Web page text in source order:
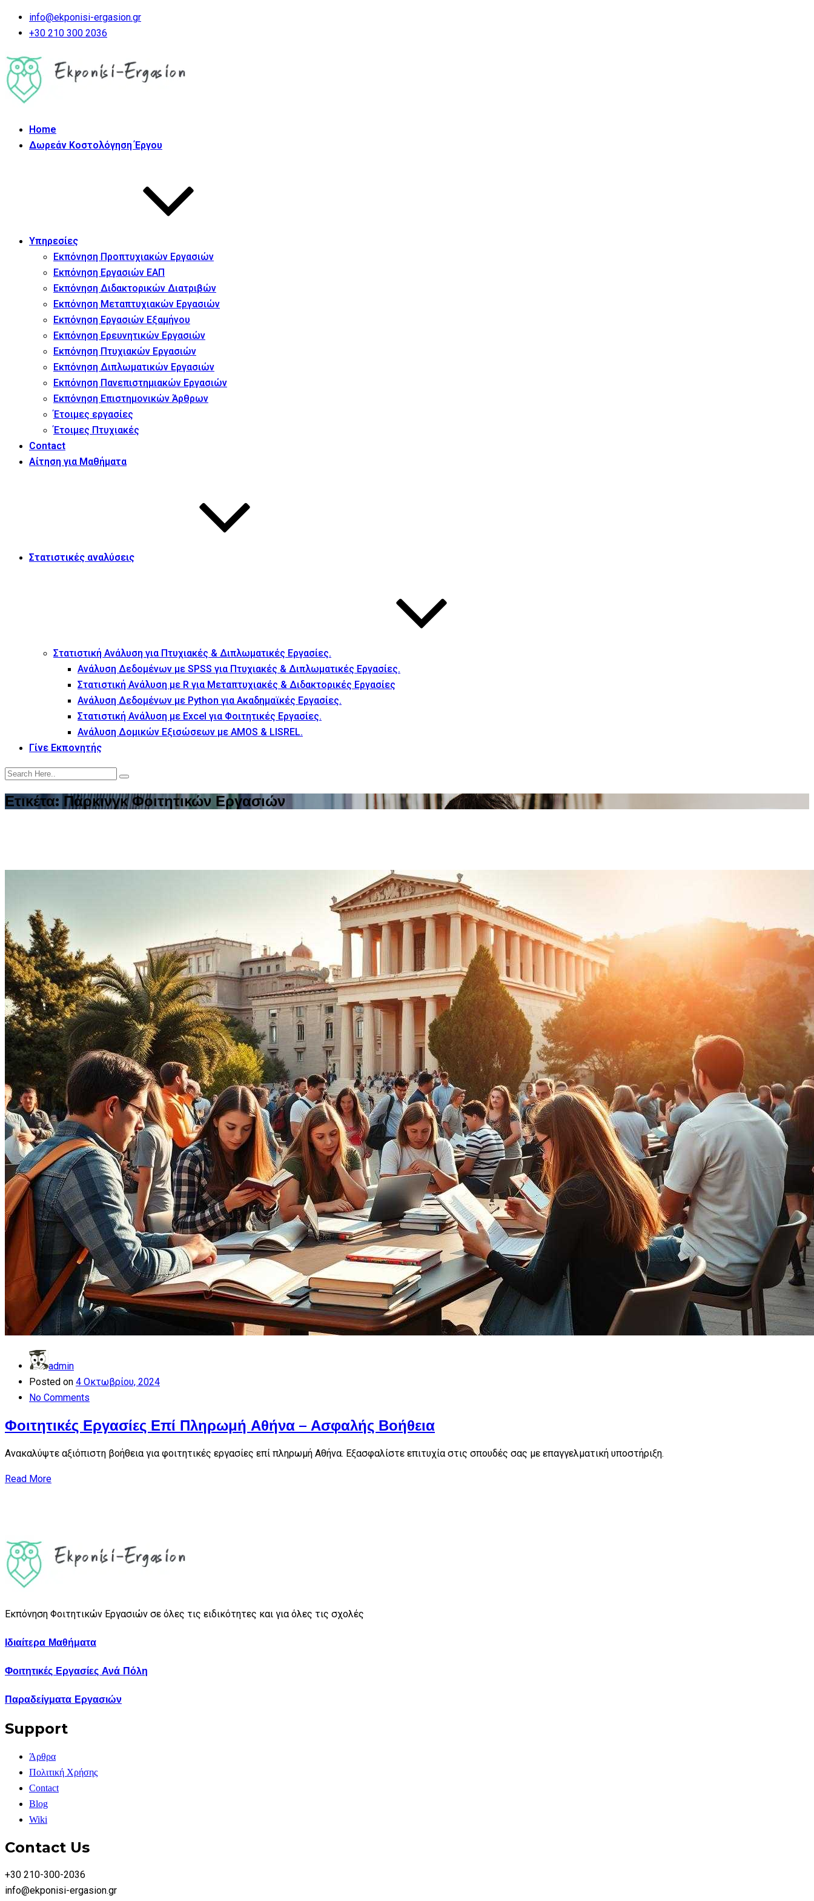
info@ekponisi-ergasion.gr
+30 210 300 2036
Home
Δωρεάν Κοστολόγηση Έργου
Υπηρεσίες
Εκπόνηση Προπτυχιακών Εργασιών
Εκπόνηση Εργασιών ΕΑΠ
Εκπόνηση Διδακτορικών Διατριβών
Εκπόνηση Μεταπτυχιακών Εργασιών
Εκπόνηση Εργασιών Εξαμήνου
Εκπόνηση Ερευνητικών Εργασιών
Εκπόνηση Πτυχιακών Εργασιών
Εκπόνηση Διπλωματικών Εργασιών
Εκπόνηση Πανεπιστημιακών Εργασιών
Εκπόνηση Επιστημονικών Άρθρων
Έτοιμες εργασίες
Έτοιμες Πτυχιακές
Contact
Αίτηση για Μαθήματα
Στατιστικές αναλύσεις
Στατιστική Ανάλυση για Πτυχιακές & Διπλωματικές Εργασίες.
Ανάλυση Δεδομένων με SPSS για Πτυχιακές & Διπλωματικές Εργασίες.
Στατιστική Ανάλυση με R για Μεταπτυχιακές & Διδακτορικές Εργασίες
Ανάλυση Δεδομένων με Python για Ακαδημαϊκές Εργασίες.
Στατιστική Ανάλυση με Excel για Φοιτητικές Εργασίες.
Ανάλυση Δομικών Εξισώσεων με AMOS & LISREL.
Γίνε Εκπονητής
Ετικέτα: Πάρκινγκ Φοιτητικών Εργασιών
admin
Posted on 4 Οκτωβρίου, 2024
No Comments
Φοιτητικές Εργασίες Επί Πληρωμή Αθήνα – Ασφαλής Βοήθεια
Ανακαλύψτε αξιόπιστη βοήθεια για φοιτητικές εργασίες επί πληρωμή Αθήνα. Εξασφαλίστε επιτυχία στις σπουδές σας με επαγγελματική υποστήριξη.
Read More
Εκπόνηση Φοιτητικών Εργασιών σε όλες τις ειδικότητες και για όλες τις σχολές
Ιδιαίτερα Μαθήματα
Φοιτητικές Εργασίες Ανά Πόλη
Παραδείγματα Εργασιών
Support
Άρθρα
Πολιτική Χρήσης
Contact
Blog
Wiki
Contact Us
+30 210-300-2036
info@ekponisi-ergasion.gr